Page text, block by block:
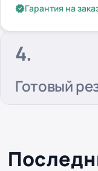
Гарантия на
Готовый